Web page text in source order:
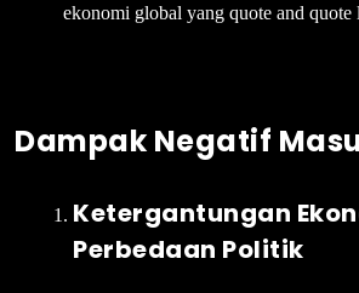
ekonomi global yang quote and quote
Dampak Negatif
Ketergantungan
Perbedaan Politik